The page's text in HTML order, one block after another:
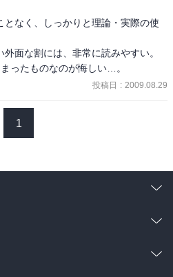
なく、しっかりと理論・実際の使
面な割には、非常に読みやすい。
ったものなのが悔しい…。
投稿日 : 2009.08.29
1